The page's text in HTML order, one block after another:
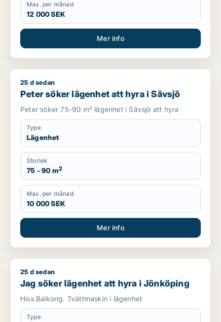
Max. per månad
12 000 SEK
Mer info
Peter söker lägenhet att hyra i Sävsjö
25 d sedan
Peter söker lägenhet att hyra i Sävsjö
Peter söker 75-90 m² lägenhet i Sävsjö att hyra
Type
Lägenhet
Storlek
75 - 90 m2
Max. per månad
10 000 SEK
Mer info
Jag söker lägenhet att hyra i Jönköping
25 d sedan
Jag söker lägenhet att hyra i Jönköping
Hiss.Balkong. Tvättmaskin i lägenhet
Type